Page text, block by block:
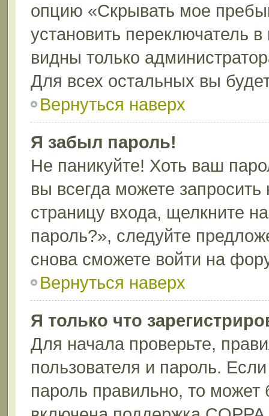
опцию «Скрывать мое
установить переключатель
видны только
Для всех остальных вы
Вернуться наверх
Я забыл пароль!
Не паникуйте! Хоть ваш
вы всегда можете
страницу входа, щелкните
пароль?», следуйте
снова сможете войти на
Вернуться наверх
Я только что
Для начала проверьте,
пользователя и пароль.
пароль правильно, то